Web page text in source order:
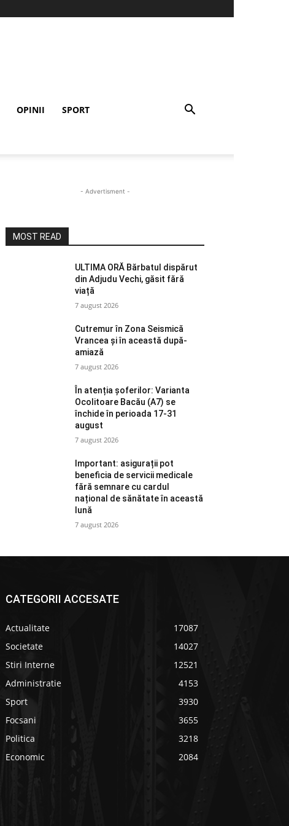
OPINII SPORT
- Advertisment -
MOST READ
ULTIMA ORĂ Bărbatul dispărut
din Adjudu Vechi, găsit fără
viață
7 august 2026
Cutremur în Zona Seismică
Vrancea și în această după-
amiază
7 august 2026
În atenția șoferilor: Varianta
Ocolitoare Bacău (A7) se
închide în perioada 17-31
august
7 august 2026
Important: asigurații pot
beneficia de servicii medicale
fără semnare cu cardul
național de sănătate în această
lună
7 august 2026
CATEGORII ACCESATE
Actualitate
17087
Societate
14027
Stiri Interne
12521
Administratie
4153
Sport
3930
Focsani
3655
Politica
3218
Economic
2084